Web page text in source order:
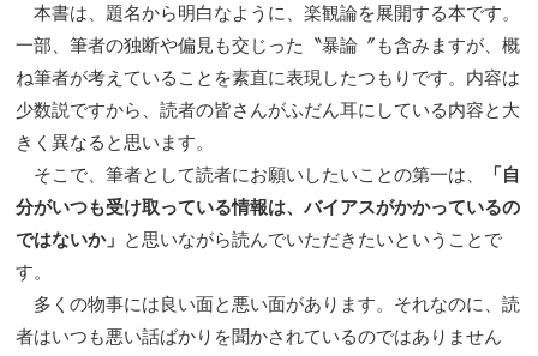
本書は、題名から明白なように、楽観論を展開する本です。
一部、筆者の独断や偏見も交じった〝暴論〞も含みますが、概
ね筆者が考えていることを素直に表現したつもりです。内容は
少数説ですから、読者の皆さんがふだん耳にしている内容と大
きく異なると思います。
そこで、筆者として読者にお願いしたいことの第一は、
「自
分がいつも受け取っている情報は、バイアスがかかっているの
ではないか」 と思いながら読んでいただきたいということで
す。
多くの物事には良い面と悪い面があります。それなのに、読
者はいつも悪い話ばかりを聞かされているのではありません